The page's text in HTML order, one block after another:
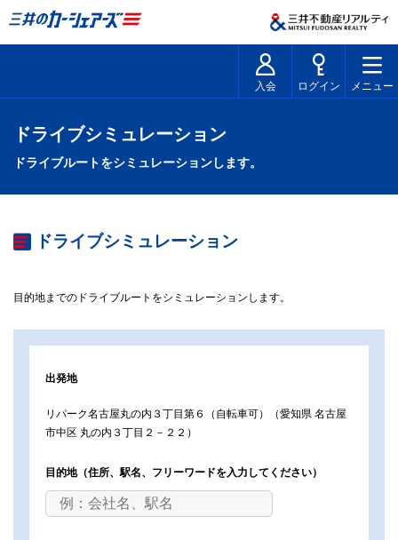
入会 ログイン メニュー
ドライブシミュレーション
ドライブルートをシミュレーションします。
ドライブシミュレーション
目的地までのドライブルートをシミュレーションします。
出発地
リパーク名古屋丸の内３丁目第６（自転車可）（愛知県 名古屋
市中区 丸の内３丁目２－２２）
目的地（住所、駅名、フリーワードを入力してください）